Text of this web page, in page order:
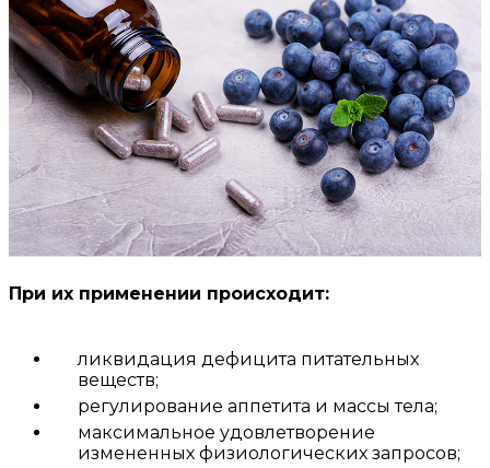
При их применении происходит:
ликвидация дефицита питательных
веществ;
регулирование аппетита и массы тела;
максимальное удовлетворение
измененных физиологических запросов;